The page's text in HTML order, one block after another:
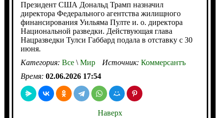
Президент США Дональд Трамп назначил
директора Федерального агентства жилищного
финансирования Уильяма Пулте и. о. директора
Национальной разведки. Действующая глава
Нацразведки Тулси Габбард подала в отставку с 30
июня.
Категория: Все\Мир Источник: Коммерсантъ
Время: 02.06.2026 17:54
Наверх